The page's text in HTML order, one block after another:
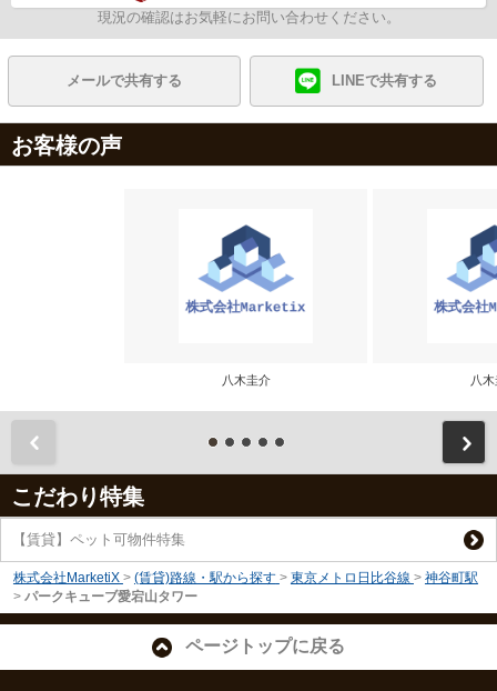
現況の確認はお気軽にお問い合わせください。
メールで共有する LINEで共有する
お客様の声
八木圭介 八
こだわり特集
【賃貸】ペット可物件特集
株式会社MarketiX > (賃貸)路線・駅から探す > 東京メトロ日比谷線 > 神谷町駅
> パークキューブ愛宕山タワー
ページトップに戻る